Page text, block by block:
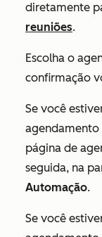
diretamente
reuniões.
Escolha o
confirmação
Se você
agendamento
página de
seguida, na
Automação.
Se você